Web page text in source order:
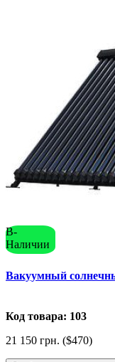
В-
Наличии
Вакуумный
Код товара: 103
21 150 грн. ($470)